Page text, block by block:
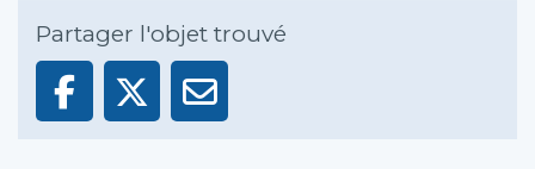
Partager l'objet trouvé